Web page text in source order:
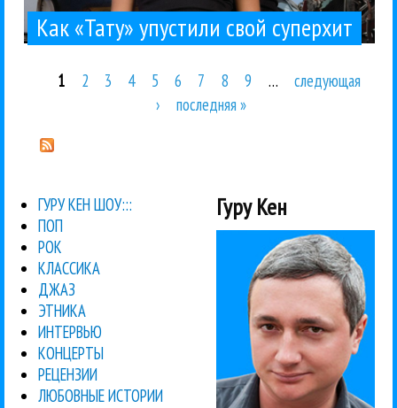
Как «Тату» упустили свой суперхит
1 2 3 4 5 6 7 8 9 …
следующая
›
последняя »
ГУРУ КЕН ШОУ:::
ПОП
РОК
КЛАССИКА
ДЖАЗ
ЭТНИКА
ИНТЕРВЬЮ
КОНЦЕРТЫ
РЕЦЕНЗИИ
ЛЮБОВНЫЕ ИСТОРИИ
Гуру Кен